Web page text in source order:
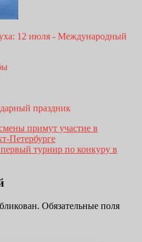
12 июля - Международный
праздник
примут участие в
Петербурге
турнир по конкуру в
Обязательные поля